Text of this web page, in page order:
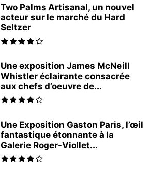
Two Palms Artisanal, un nouvel
acteur sur le marché du Hard
Seltzer
Une exposition James McNeill
Whistler éclairante consacrée
aux chefs d’oeuvre de...
Une Exposition Gaston Paris, l’œil
fantastique étonnante à la
Galerie Roger-Viollet...